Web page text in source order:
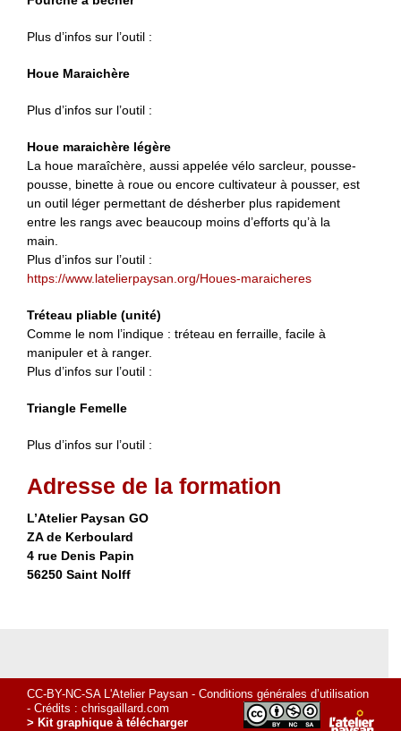
Plus d’infos sur l’outil :
Houe Maraichère
Plus d’infos sur l’outil :
Houe maraichère légère
La houe maraîchère, aussi appelée vélo sarcleur, pousse-
pousse, binette à roue ou encore cultivateur à pousser, est
un outil léger permettant de désherber plus rapidement
entre les rangs avec beaucoup moins d’efforts qu’à la
main.
Plus d’infos sur l’outil :
https://www.latelierpaysan.org/Houes-maraicheres
Tréteau pliable (unité)
Comme le nom l’indique : tréteau en ferraille, facile à
manipuler et à ranger.
Plus d’infos sur l’outil :
Triangle Femelle
Plus d’infos sur l’outil :
Adresse de la formation
L’Atelier Paysan GO
ZA de Kerboulard
4 rue Denis Papin
56250 Saint Nolff
CC-BY-NC-SA L'Atelier Paysan - Conditions générales d’utilisation
- Crédits : chrisgaillard.com
> Kit graphique à télécharger